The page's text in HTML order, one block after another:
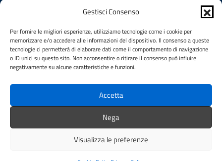
Gestisci Consenso
Per fornire le migliori esperienze, utilizziamo tecnologie come i cookie per
memorizzare e/o accedere alle informazioni del dispositivo. Il consenso a queste
tecnologie ci permetterà di elaborare dati come il comportamento di navigazione
o ID unici su questo sito. Non acconsentire o ritirare il consenso può influire
negativamente su alcune caratteristiche e funzioni.
Accetta
Nega
Visualizza le preferenze
Informativa privacy
Cookie Policy (UE)
Social Media Policy
Note legali
SEGUICI SU
Facebook YouTube